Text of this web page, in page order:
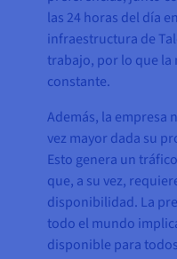
las 24 horas del día
infraestructura de
trabajo, por lo que la
constante.
Además, la empresa
vez mayor dada su
Esto genera un
que, a su vez,
disponibilidad. La
todo el mundo
disponible para